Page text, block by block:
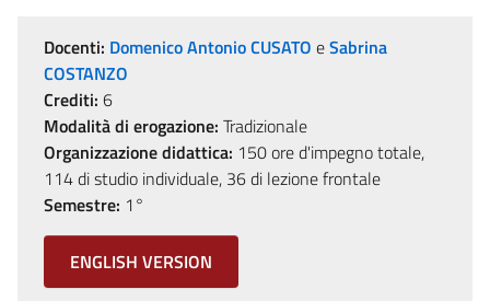
Docenti: Domenico Antonio CUSATO eSabrina
COSTANZO
Crediti: 6
Modalità di erogazione: Tradizionale
Organizzazione didattica: 150 ore d'impegno totale,
114 di studio individuale, 36 di lezione frontale
Semestre: 1°
ENGLISH VERSION